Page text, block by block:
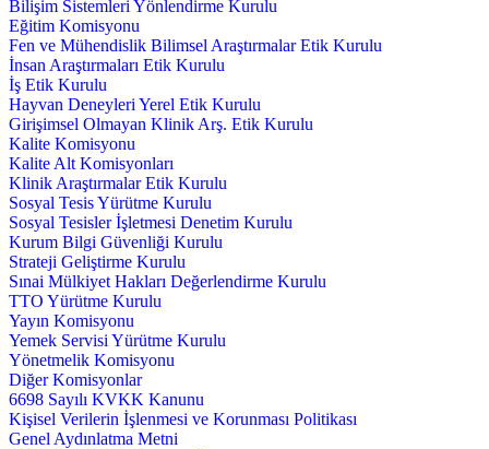
Bilişim Sistemleri Yönlendirme Kurulu
Eğitim Komisyonu
Fen ve Mühendislik Bilimsel Araştırmalar Etik Kurulu
İnsan Araştırmaları Etik Kurulu
İş Etik Kurulu
Hayvan Deneyleri Yerel Etik Kurulu
Girişimsel Olmayan Klinik Arş. Etik Kurulu
Kalite Komisyonu
Kalite Alt Komisyonları
Klinik Araştırmalar Etik Kurulu
Sosyal Tesis Yürütme Kurulu
Sosyal Tesisler İşletmesi Denetim Kurulu
Kurum Bilgi Güvenliği Kurulu
Strateji Geliştirme Kurulu
Sınai Mülkiyet Hakları Değerlendirme Kurulu
TTO Yürütme Kurulu
Yayın Komisyonu
Yemek Servisi Yürütme Kurulu
Yönetmelik Komisyonu
Diğer Komisyonlar
6698 Sayılı KVKK Kanunu
Kişisel Verilerin İşlenmesi ve Korunması Politikası
Genel Aydınlatma Metni